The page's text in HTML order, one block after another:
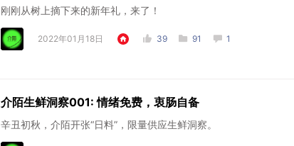
刚刚从树上摘下来的新年礼，来了！
2022年01月18日 39 91 1
介陌生鲜洞察001: 情绪免费，衷肠自备
辛丑初秋，介陌开张“日料”，限量供应生鲜洞察。